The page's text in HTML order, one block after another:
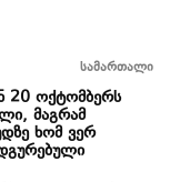
სამართალი
20 ოქტომბერს
მაგრამ
ხომ ვერ